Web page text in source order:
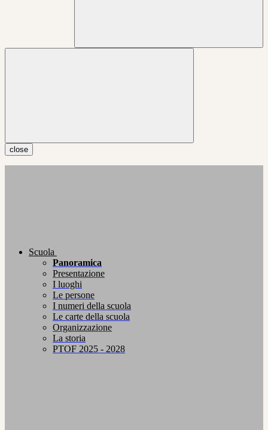
close
Scuola
Panoramica
Presentazione
I luoghi
Le persone
I numeri della scuola
Le carte della scuola
Organizzazione
La storia
PTOF 2025 - 2028